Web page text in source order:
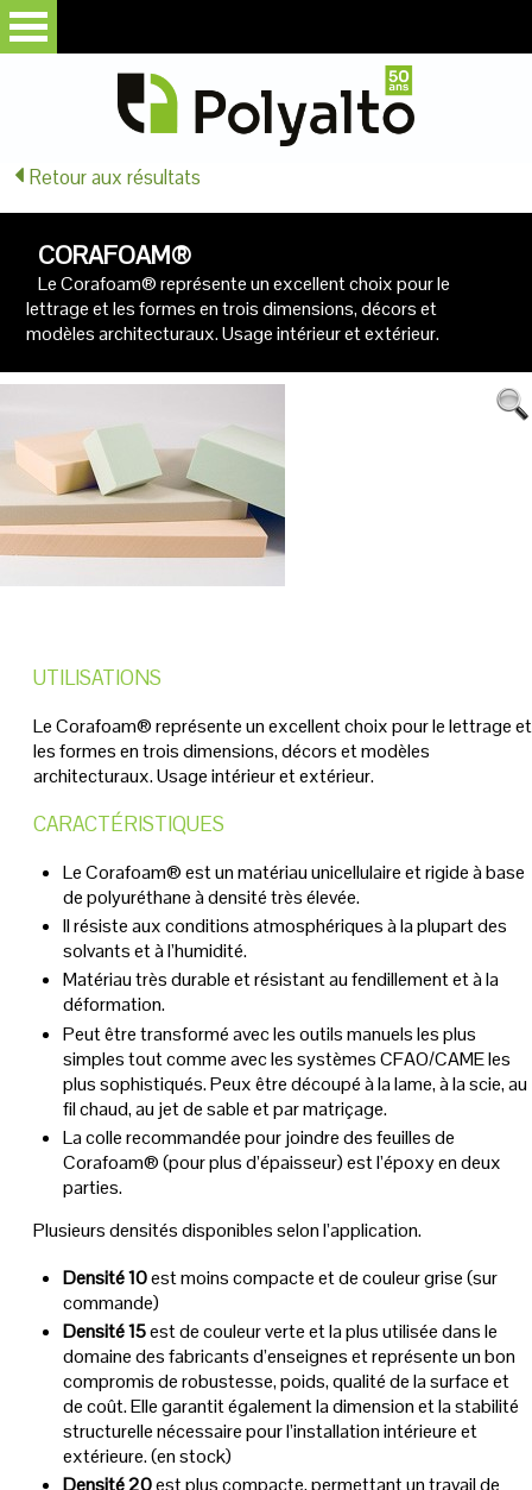
Retour aux résultats
CORAFOAM®
Le Corafoam® représente un excellent choix pour le
lettrage et les formes en trois dimensions, décors et
modèles architecturaux. Usage intérieur et extérieur.
UTILISATIONS
Le Corafoam® représente un excellent choix pour le lettrage et
les formes en trois dimensions, décors et modèles
architecturaux. Usage intérieur et extérieur.
CARACTÉRISTIQUES
Le Corafoam® est un matériau unicellulaire et rigide à base
de polyuréthane à densité très élevée.
Il résiste aux conditions atmosphériques à la plupart des
solvants et à l’humidité.
Matériau très durable et résistant au fendillement et à la
déformation.
Peut être transformé avec les outils manuels les plus
simples tout comme avec les systèmes CFAO/CAME les
plus sophistiqués. Peux être découpé à la lame, à la scie, au
fil chaud, au jet de sable et par matriçage.
La colle recommandée pour joindre des feuilles de
Corafoam® (pour plus d’épaisseur) est l’époxy en deux
parties.
Plusieurs densités disponibles selon l’application.
Densité 10est moins compacte et de couleur grise (sur
commande)
Densité 15est de couleur verte et la plus utilisée dans le
domaine des fabricants d’enseignes et représente un bon
compromis de robustesse, poids, qualité de la surface et
de coût. Elle garantit également la dimension et la stabilité
structurelle nécessaire pour l’installation intérieure et
extérieure. (en stock)
Densité 20est plus compacte, permettant un travail de